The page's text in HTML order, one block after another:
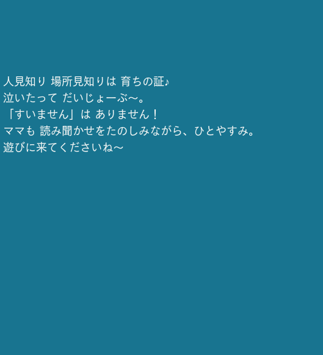
人見知り 場所見知りは 育ちの証♪
泣いたって だいじょーぶ〜。
「すいません」は ありません！
ママも 読み聞かせをたのしみながら、ひとやすみ。
遊びに来てくださいね〜